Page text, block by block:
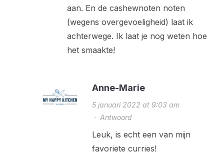
aan. En de cashewnoten noten
(wegens overgevoeligheid) laat ik
achterwege. Ik laat je nog weten hoe
het smaakte!
Anne-Marie
5 januari 2022 at 9:03 am
· Antwoord
Leuk, is echt een van mijn
favoriete curries!